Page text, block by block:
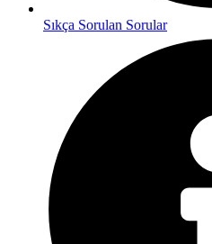
Sıkça Sorulan Sorular